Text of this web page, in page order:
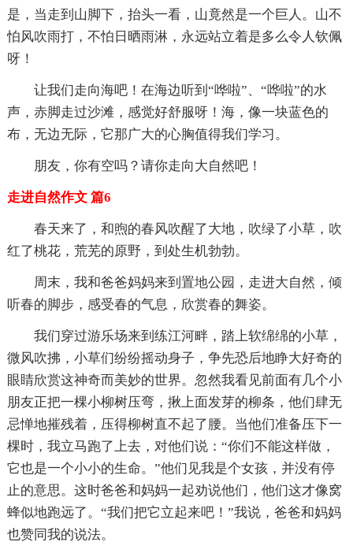
是，当走到山脚下，抬头一看，山竟然是一个巨人。山不
怕风吹雨打，不怕日晒雨淋，永远站立着是多么令人钦佩
呀！
让我们走向海吧！在海边听到“哗啦”、“哗啦”的水
声，赤脚走过沙滩，感觉好舒服呀！海，像一块蓝色的
布，无边无际，它那广大的心胸值得我们学习。
朋友，你有空吗？请你走向大自然吧！
走进自然作文 篇6
春天来了，和煦的春风吹醒了大地，吹绿了小草，吹
红了桃花，荒芜的原野，到处生机勃勃。
周末，我和爸爸妈妈来到置地公园，走进大自然，倾
听春的脚步，感受春的气息，欣赏春的舞姿。
我们穿过游乐场来到练江河畔，踏上软绵绵的小草，
微风吹拂，小草们纷纷摇动身子，争先恐后地睁大好奇的
眼睛欣赏这神奇而美妙的世界。忽然我看见前面有几个小
朋友正把一棵小柳树压弯，揪上面发芽的柳条，他们肆无
忌惮地摧残着，压得柳树直不起了腰。当他们准备压下一
棵时，我立马跑了上去，对他们说：“你们不能这样做，
它也是一个小小的生命。”他们见我是个女孩，并没有停
止的意思。这时爸爸和妈妈一起劝说他们，他们这才像窝
蜂似地跑远了。“我们把它立起来吧！”我说，爸爸和妈妈
也赞同我的说法。